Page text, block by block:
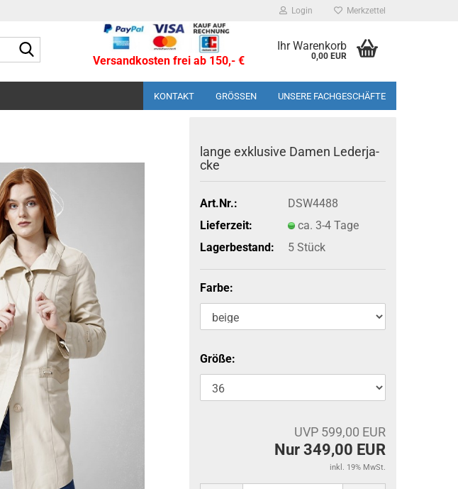
Login Merkzettel
Versandkosten frei ab 150,- €
Ihr Warenkorb
0,00 EUR
KONTAKT GRÖSSEN UNSERE FACHGESCHÄFTE
lange ex­klu­si­ve Damen Le­der­ja­
cke
Art.Nr.:
DSW4488
Lieferzeit:
ca. 3-4 Tage
Lagerbestand:
5 Stück
Farbe:
Größe:
UVP 599,00 EUR
Nur 349,00 EUR
inkl. 19% MwSt.